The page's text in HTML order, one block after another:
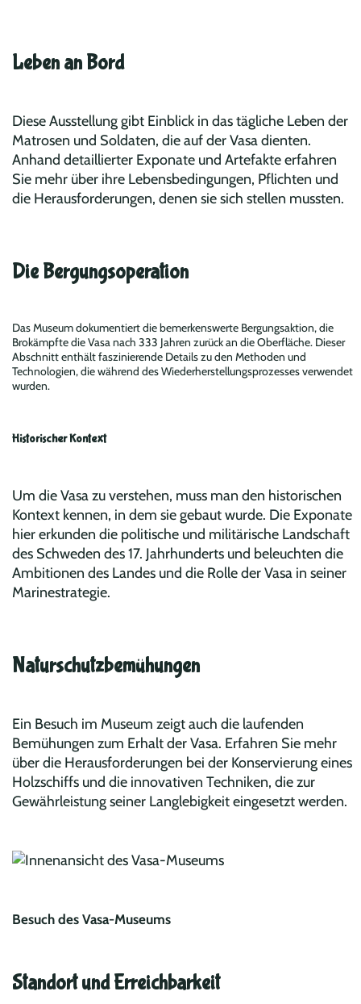
Leben an Bord
Diese Ausstellung gibt Einblick in das tägliche Leben der
Matrosen und Soldaten, die auf der Vasa dienten.
Anhand detaillierter Exponate und Artefakte erfahren
Sie mehr über ihre Lebensbedingungen, Pflichten und
die Herausforderungen, denen sie sich stellen mussten.
Die Bergungsoperation
Das Museum dokumentiert die bemerkenswerte Bergungsaktion, die
Brokämpfte die Vasa nach 333 Jahren zurück an die Oberfläche. Dieser
Abschnitt enthält faszinierende Details zu den Methoden und
Technologien, die während des Wiederherstellungsprozesses verwendet
wurden.
Historischer Kontext
Um die Vasa zu verstehen, muss man den historischen
Kontext kennen, in dem sie gebaut wurde. Die Exponate
hier erkunden die politische und militärische Landschaft
des Schweden des 17. Jahrhunderts und beleuchten die
Ambitionen des Landes und die Rolle der Vasa in seiner
Marinestrategie.
Naturschutzbemühungen
Ein Besuch im Museum zeigt auch die laufenden
Bemühungen zum Erhalt der Vasa. Erfahren Sie mehr
über die Herausforderungen bei der Konservierung eines
Holzschiffs und die innovativen Techniken, die zur
Gewährleistung seiner Langlebigkeit eingesetzt werden.
Besuch des Vasa-Museums
Standort und Erreichbarkeit